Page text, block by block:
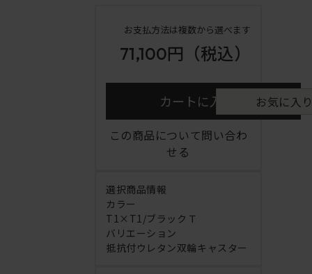
お支払方法は複数から選べます
71,100円 （税込）
カートに入れる お気に入
この商品について問い合わ
せる
選択商品情報
カラー
T1×T1/ブラックＴ
バリエーション
抵抗付ウレタン双輪キャスター